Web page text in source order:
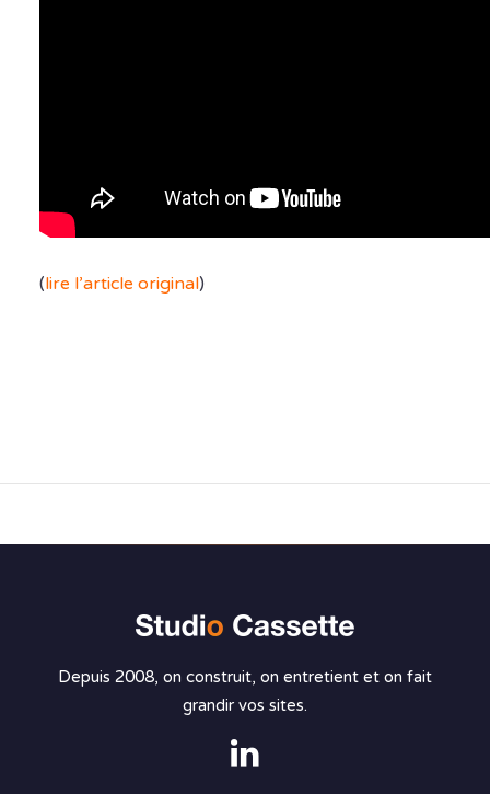
(lire l’article original)
Depuis 2008, on construit, on entretient et on fait
grandir vos sites.